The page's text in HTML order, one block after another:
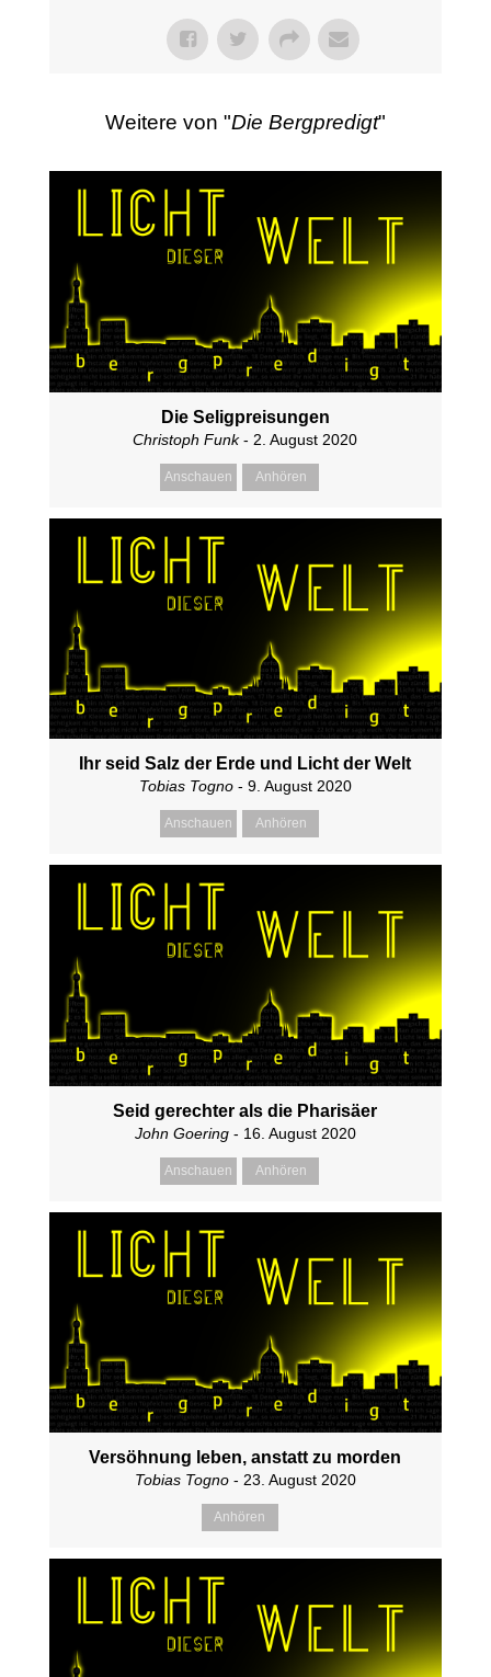
Weitere von "Die Bergpredigt"
Die Seligpreisungen
Christoph Funk- 2. August 2020
Anschauen Anhören
Ihr seid Salz der Erde und Licht der Welt
Tobias Togno- 9. August 2020
Anschauen Anhören
Seid gerechter als die Pharisäer
John Goering- 16. August 2020
Anschauen Anhören
Versöhnung leben, anstatt zu morden
Tobias Togno- 23. August 2020
Anhören